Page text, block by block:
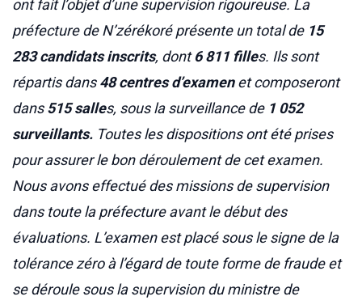
ont fait l’objet d’une supervision rigoureuse. La
préfecture de N’zérékoré présente un total de 15
283 candidats inscrits, dont6 811 filles. Ils sont
répartis dans48 centres d’examenet composeront
dans515 salles, sous la surveillance de 1 052
surveillants. Toutes les dispositions ont été prises
pour assurer le bon déroulement de cet examen.
Nous avons effectué des missions de supervision
dans toute la préfecture avant le début des
évaluations. L’examen est placé sous le signe de la
tolérance zéro à l’égard de toute forme de fraude et
se déroule sous la supervision du ministre de